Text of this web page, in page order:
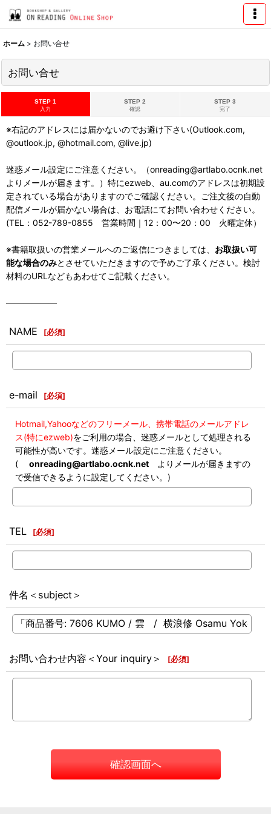
ホーム > お問い合せ
お問い合せ
STEP 1
入力
STEP 2
確認
STEP 3
完了
※右記のアドレスには届かないのでお避け下さい(Outlook.com,
@outlook.jp, @hotmail.com, @live.jp)
迷惑メール設定にご注意ください。（onreading@artlabo.ocnk.net
よりメールが届きます。）特にezweb、au.comのアドレスは初期設
定されている場合がありますのでご確認ください。ご注文後の自動
配信メールが届かない場合は、お電話にてお問い合わせください。
(TEL：052-789-0855 営業時間｜12：00〜20：00 火曜定休）
※書籍取扱いの営業メールへのご返信につきましては、 お取扱い可
能な場合のみとさせていただきますので予めご了承ください。検討
材料のURLなどもあわせてご記載ください。
――――――
NAME [必須]
e-mail [必須]
Hotmail,Yahooなどのフリーメール、携帯電話のメールアドレ
ス(特にezweb)をご利用の場合、迷惑メールとして処理される
可能性が高いです。迷惑メール設定にご注意ください。
( onreading@artlabo.ocnk.net よりメールが届きますの
で受信できるように設定してください。)
TEL [必須]
件名＜subject＞
お問い合わせ内容＜Your inquiry＞ [必須]
確認画面へ